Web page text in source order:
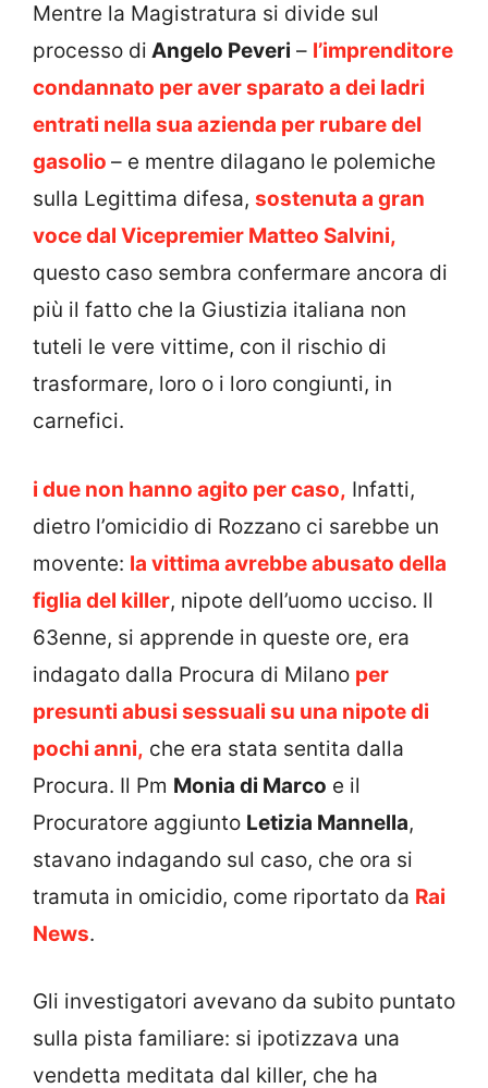
Mentre la Magistratura si divide sul
processo di Angelo Peveri – l’imprenditore
condannato per aver sparato a dei ladri
entrati nella sua azienda per rubare del
gasolio – e mentre dilagano le polemiche
sulla Legittima difesa, sostenuta a gran
voce dal Vicepremier Matteo Salvini,
questo caso sembra confermare ancora di
più il fatto che la Giustizia italiana non
tuteli le vere vittime, con il rischio di
trasformare, loro o i loro congiunti, in
carnefici.
i due non hanno agito per caso, Infatti,
dietro l’omicidio di Rozzano ci sarebbe un
movente: la vittima avrebbe abusato della
figlia del killer, nipote dell’uomo ucciso. Il
63enne, si apprende in queste ore, era
indagato dalla Procura di Milano per
presunti abusi sessuali su una nipote di
pochi anni, che era stata sentita dalla
Procura. Il Pm Monia di Marco e il
Procuratore aggiunto Letizia Mannella,
stavano indagando sul caso, che ora si
tramuta in omicidio, come riportato da Rai
News.
Gli investigatori avevano da subito puntato
sulla pista familiare: si ipotizzava una
vendetta meditata dal killer, che ha